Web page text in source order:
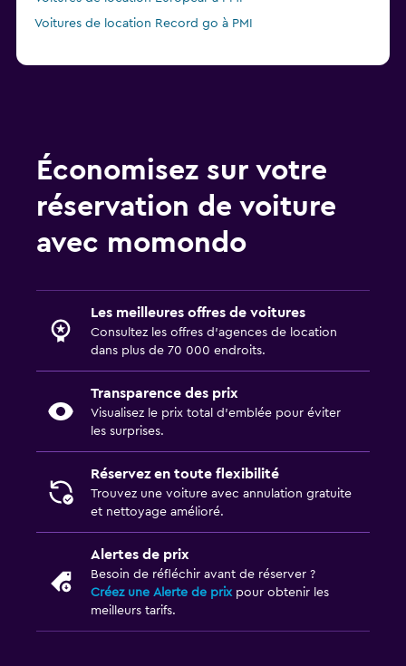
Voitures de location Record go à PMI
Économisez sur votre
réservation de voiture
avec momondo
Les meilleures offres de voitures
Consultez les offres d’agences de location
dans plus de 70 000 endroits.
Transparence des prix
Visualisez le prix total d’emblée pour éviter
les surprises.
Réservez en toute flexibilité
Trouvez une voiture avec annulation gratuite
et nettoyage amélioré.
Alertes de prix
Besoin de réfléchir avant de réserver ?
Créez une Alerte de prixpour obtenir les
meilleurs tarifs.